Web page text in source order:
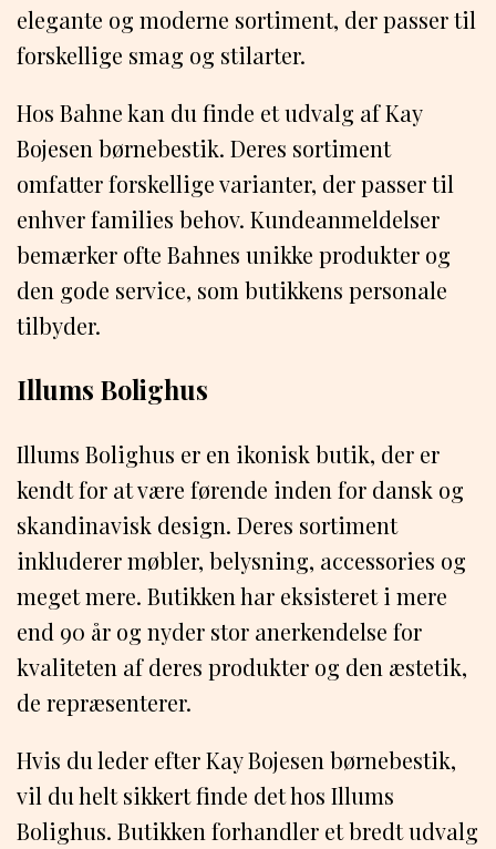
elegante og moderne sortiment, der passer til
forskellige smag og stilarter.
Hos Bahne kan du finde et udvalg af Kay
Bojesen børnebestik. Deres sortiment
omfatter forskellige varianter, der passer til
enhver families behov. Kundeanmeldelser
bemærker ofte Bahnes unikke produkter og
den gode service, som butikkens personale
tilbyder.
Illums Bolighus
Illums Bolighus er en ikonisk butik, der er
kendt for at være førende inden for dansk og
skandinavisk design. Deres sortiment
inkluderer møbler, belysning, accessories og
meget mere. Butikken har eksisteret i mere
end 90 år og nyder stor anerkendelse for
kvaliteten af deres produkter og den æstetik,
de repræsenterer.
Hvis du leder efter Kay Bojesen børnebestik,
vil du helt sikkert finde det hos Illums
Bolighus. Butikken forhandler et bredt udvalg